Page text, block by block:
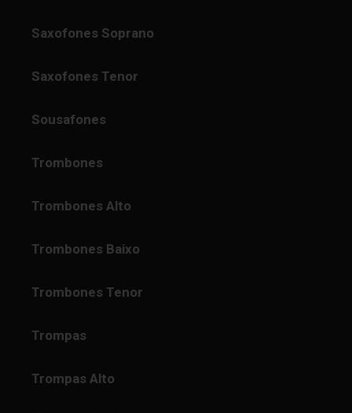
Saxofones Soprano
Saxofones Tenor
Sousafones
Trombones
Trombones Alto
Trombones Baixo
Trombones Tenor
Trompas
Trompas Alto